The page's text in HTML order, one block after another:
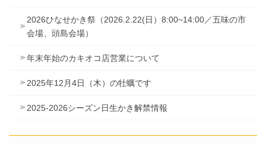
2026ひなせかき祭（2026.2.22(日）8:00~14:00／五味の市
会場、頭島会場）
年末年始のカキオコ店営業について
2025年12月4日（木）の牡蠣です
2025-2026シーズン日生かき解禁情報